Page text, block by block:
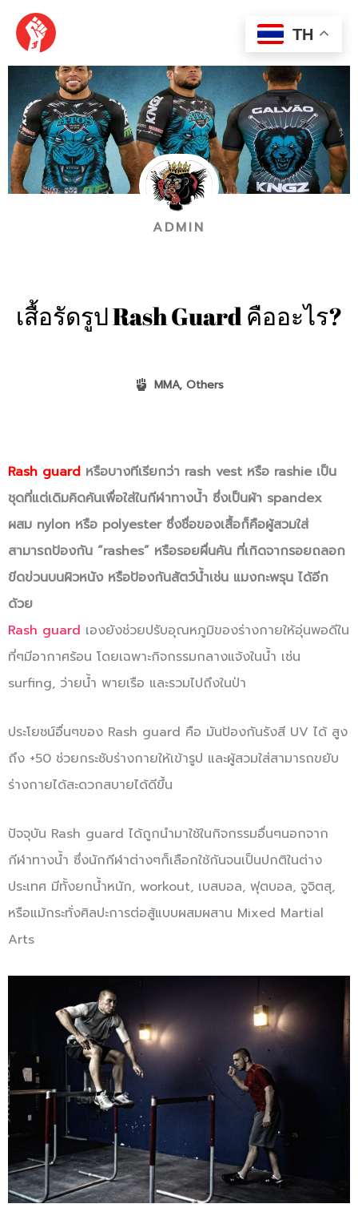
content
ADMIN
เสื้อรัดรูป Rash Guard คืออะไร?
MMA, Others
Rash guard หรือบางทีเรียกว่า rash vest หรือ rashie เป็น
ชุดที่แต่เดิมคิดค้นเพื่อใส่ในกีฬาทางน้ำ ซึ่งเป็นผ้า spandex
ผสม nylon หรือ polyester ซึ่งชื่อของเสื้อก็คือผู้สวมใส่
สามารถป้องกัน “rashes” หรือรอยผื่นคัน ที่เกิดจากรอยถลอก
ขีดข่วนบนผิวหนัง หรือป้องกันสัตว์น้ำเช่น แมงกะพรุน ได้อีก
ด้วย
Rash guard เองยังช่วยปรับอุณหภูมิของร่างกายให้อุ่นพอดีใน
ที่ๆมีอากาศร้อน โดยเฉพาะกิจกรรมกลางแจ้งในน้ำ เช่น
surfing, ว่ายน้ำ พายเรือ และรวมไปถึงในป่า
ประโยชน์อื่นๆของ Rash guard คือ มันป้องกันรังสี UV ได้ สูง
ถึง +50 ช่วยกระชับร่างกายให้เข้ารูป และผู้สวมใส่สามารถขยับ
ร่างกายได้สะดวกสบายได้ดีขึ้น
ปัจจุบัน Rash guard ได้ถูกนำมาใช้ในกิจกรรมอื่นๆนอกจาก
กีฬาทางน้ำ ซึ่งนักกีฬาต่างๆก็เลือกใช้กันจนเป็นปกติในต่าง
ประเทศ มีทั้งยกน้ำหนัก, workout, เบสบอล, ฟุตบอล, จูจิตสุ,
หรือแม้กระทั่งศิลปะการต่อสู้แบบผสมผสาน Mixed Martial
Arts
TH